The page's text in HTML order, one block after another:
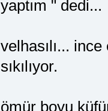
yaptım " dedi...
velhasılı...
sıkılıyor.
ömür boyu